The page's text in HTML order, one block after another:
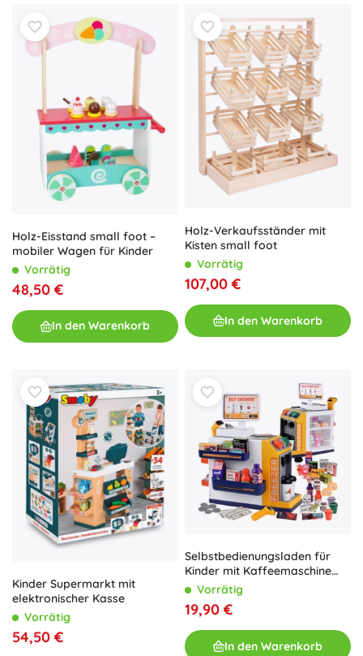
Holz-Eisstand small foot –
mobiler Wagen für Kinder
Vorrätig
48,50 €
In den Warenkorb
Holz-Verkaufsständer mit
Kisten small foot
Vorrätig
107,00 €
In den Warenkorb
Kinder Supermarkt mit
elektronischer Kasse
Vorrätig
54,50 €
Selbstbedienungsladen für
Kinder mit Kaffeemaschine
und Kühlschrank – Scanner,
Kasse und Zubehör
Vorrätig
19,90 €
In den Warenkorb